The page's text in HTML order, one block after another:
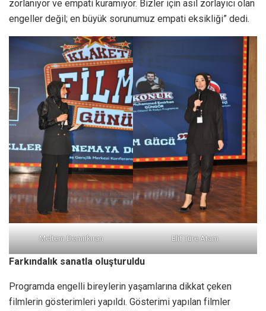
zorlanıyor ve empati kuramıyor. Bizler için asıl zorlayıcı olan
engeller değil; en büyük sorunumuz empati eksikliği” dedi.
Meltem Demirkıran Elif Türe Atam
Farkındalık sanatla oluşturuldu
Programda engelli bireylerin yaşamlarına dikkat çeken
filmlerin gösterimleri yapıldı. Gösterimi yapılan filmler